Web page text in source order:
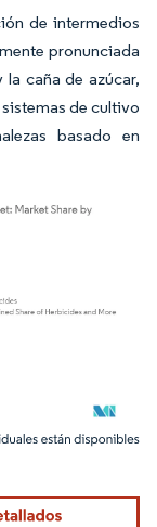
de intermedios
pronunciada
caña de azúcar,
de cultivo
basado en
según CC BY 4.0.